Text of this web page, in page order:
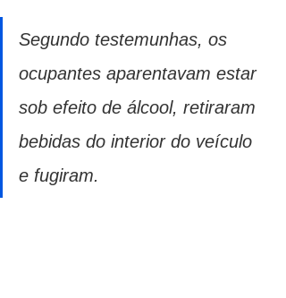
Segundo testemunhas, os
ocupantes aparentavam estar
sob efeito de álcool, retiraram
bebidas do interior do veículo
e fugiram.